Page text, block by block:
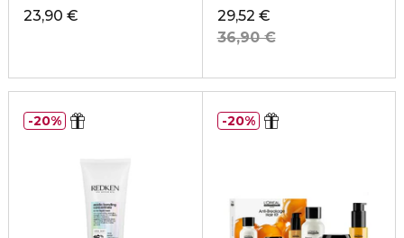
23,90 €
29,52 €
36,90 €
20% 20%